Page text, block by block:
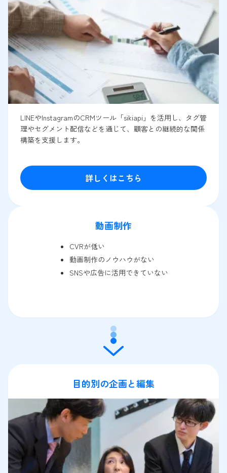
LINEやInstagramのCRMツール「sikiapi」を活用し、タグ管
理やセグメント配信などを通じて、顧客との継続的な関係
構築を支援します。
詳しくはこちら
動画制作
CVRが低い
動画制作のノウハウがない
SNSや広告に活用できていない
目的別の企画と編集